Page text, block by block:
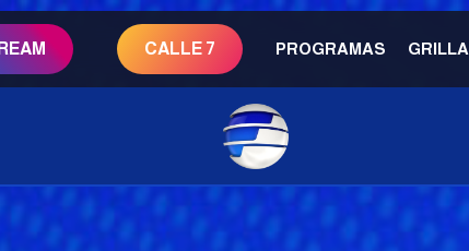
CALLE 7 PROGRAMAS GRILLA